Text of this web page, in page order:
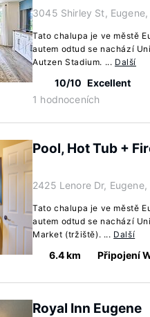
3045 Shirley St,
Tato chalupa je ve městě
autem odtud se nachází
Autzen Stadium. ... Další
10/10 Excellent
1 hodnoceních
Pool, Hot Tub +
2425 Lenore Dr,
Tato chalupa je ve městě
autem odtud se nachází
Market (tržiště). ... Další
6.4 km Připojení
Royal Inn Eugene